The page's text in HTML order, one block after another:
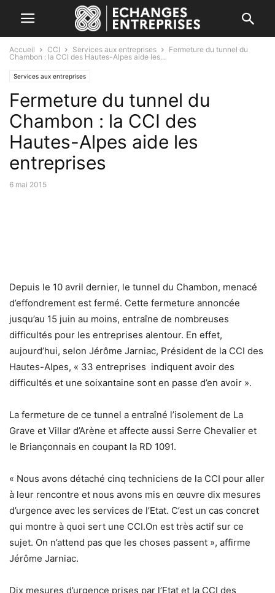
Accueil CCI Services aux entreprises
Fermeture du tunnel du
Chambon : la CCI des Hautes-Alpes aide les...
Services aux entreprises
Fermeture du tunnel du
Chambon : la CCI des
Hautes-Alpes aide les
entreprises
6 mai 2015
Depuis le 10 avril dernier, le tunnel du Chambon, menacé
d’effondrement est fermé. Cette fermeture annoncée
jusqu’au 15 juin au moins, entraîne de nombreuses
difficultés pour les entreprises alentour. En effet,
aujourd’hui, selon Jérôme Jarniac, Président de la CCI des
Hautes-Alpes, « 33 entreprises indiquent avoir des
difficultés et une soixantaine sont en passe d’en avoir ».
La fermeture de ce tunnel a entraîné l’isolement de La
Grave et Villar d’Arène et affecte aussi Serre Chevalier et
le Briançonnais en coupant la RD 1091.
« Nous avons détaché cinq techniciens de la CCI pour aller
à leur rencontre et nous avons mis en œuvre dix mesures
d’urgence avec les services de l’Etat. C’est un cas concret
qui montre à quoi sert une CCI.On est très actif sur ce
sujet. On n’attend pas que les choses passent », affirme
Jérôme Jarniac.
Dix mesures d’urgence prises par l’Etat et la CCI des